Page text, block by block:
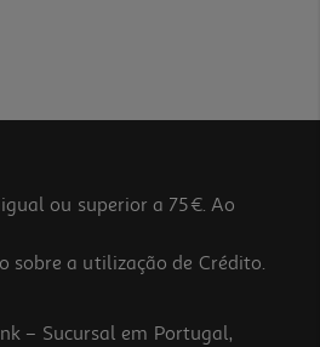
ou superior a 75€. Ao
sobre a utilização de Crédito.
– Sucursal em Portugal,